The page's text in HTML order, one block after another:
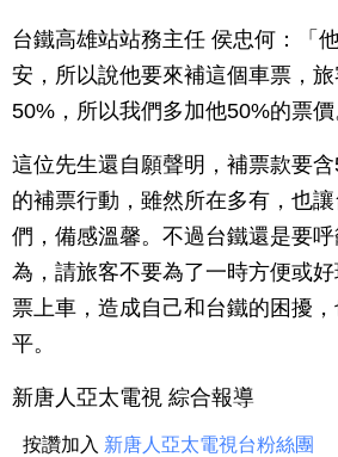
台鐵高雄站站務主任 侯忠何：「
安，所以說他要來補這個車票，
50%，所以我們多加他50%的票價
這位先生還自願聲明，補票款要
的補票行動，雖然所在多有，也
們，備感溫馨。不過台鐵還是要
為，請旅客不要為了一時方便或
票上車，造成自己和台鐵的困擾
平。
新唐人亞太電視 綜合報導
按讚加入 新唐人亞太電視台粉絲團